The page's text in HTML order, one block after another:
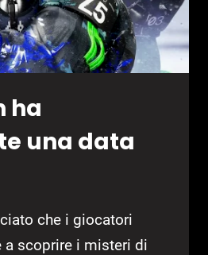
ha
una data
che i giocatori
a scoprire i misteri di